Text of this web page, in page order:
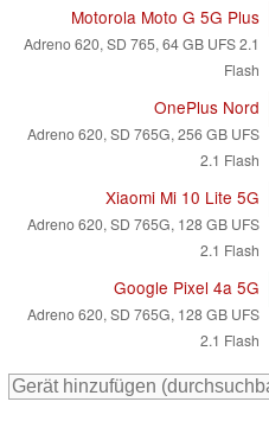
Motorola Moto G 5G Plus
Adreno 620, SD 765, 64 GB UFS 2.1
Flash
OnePlus Nord
Adreno 620, SD 765G, 256 GB UFS
2.1 Flash
Xiaomi Mi 10 Lite 5G
Adreno 620, SD 765G, 128 GB UFS
2.1 Flash
Google Pixel 4a 5G
Adreno 620, SD 765G, 128 GB UFS
2.1 Flash